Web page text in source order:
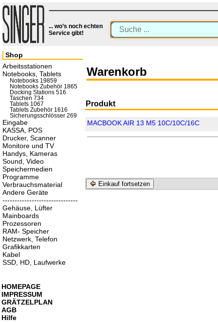
... wo’s noch echten
Service gibt!
Warenkorb
Produkt
MACBOOK AIR 13 M5 10C/10C/16C
Einkauf fortsetzen
Shop
Arbeitsstationen
Notebooks, Tablets
Notebooks 19859
Notebooks Zubehör 1865
Docking Stations 516
Taschen 734
Tablets 1067
Tablets Zubehör 1616
Sicherungsschlösser 269
Eingabe
KASSA, POS
Drucker, Scanner
Monitore und TV
Handys, Kameras
Sound, Video
Speichermedien
Programme
Verbrauchsmaterial
Andere Geräte
-------------------------------
Gehäuse, Lüfter
Mainboards
Prozessoren
RAM- Speicher
Netzwerk, Telefon
Grafikkarten
Kabel
SSD, HD, Laufwerke
HOMEPAGE
IMPRESSUM
GRÄTZELPLAN
AGB
Hilfe